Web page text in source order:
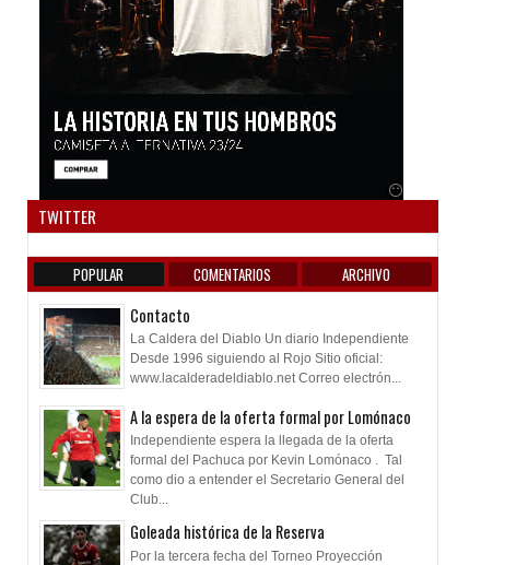
TWITTER
POPULAR COMENTARIOS ARCHIVO
Contacto
La Caldera del Diablo Un diario Independiente
Desde 1996 siguiendo al Rojo Sitio oficial:
www.lacalderadeldiablo.net Correo electrón...
A la espera de la oferta formal por Lomónaco
Independiente espera la llegada de la oferta
formal del Pachuca por Kevin Lomónaco . Tal
como dio a entender el Secretario General del
Club...
Goleada histórica de la Reserva
Por la tercera fecha del Torneo Proyección